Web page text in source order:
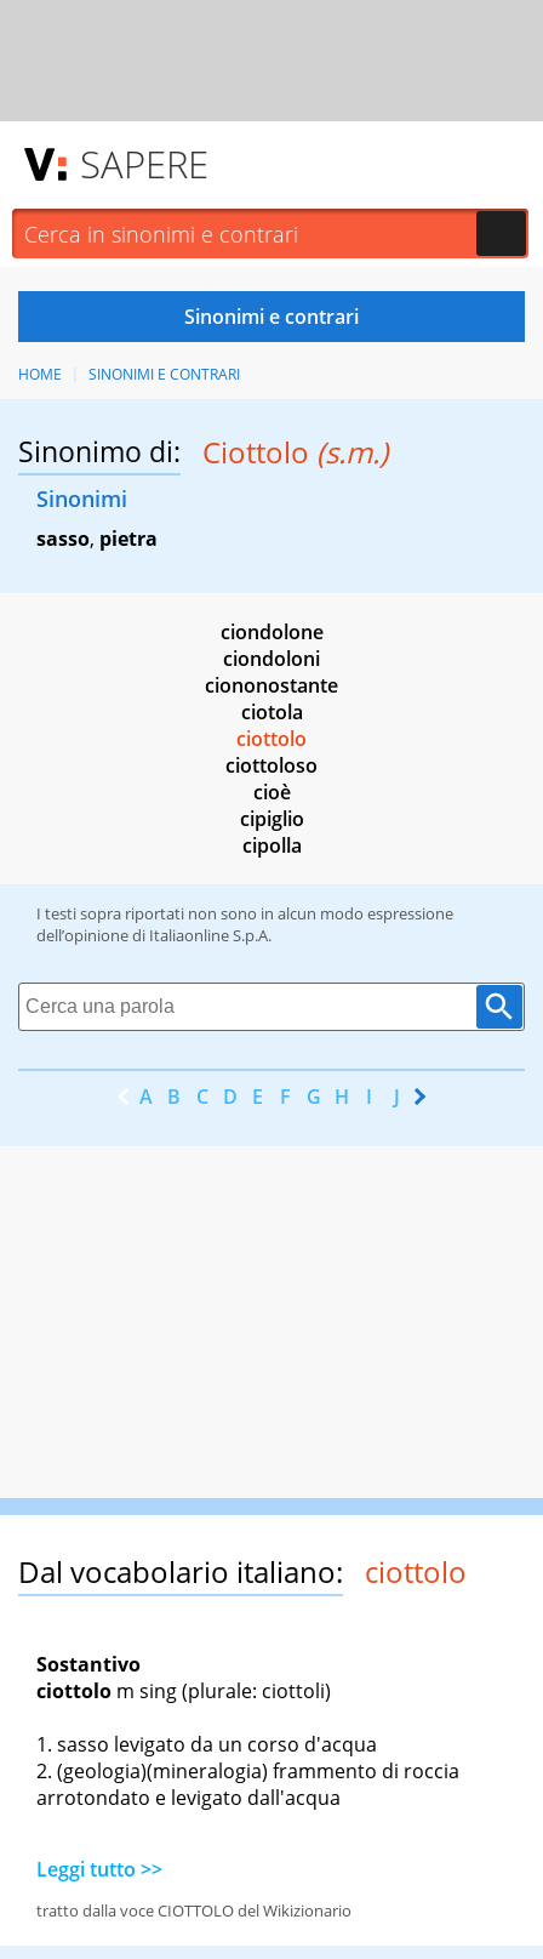
SAPERE
HOME SINONIMI E CONTRARI
Sinonimo di: Ciottolo (s.m.)
Sinonimi
sasso, pietra
ciondolone
ciondoloni
ciononostante
ciotola
ciottolo
ciottoloso
cioè
cipiglio
cipolla
I testi sopra riportati non sono in alcun modo espressione
dell’opinione di Italiaonline S.p.A.
A B C D E F G H I J K
Dal vocabolario italiano: ciottolo
Sostantivo
ciottolo m sing(plurale: ciottoli)
sasso levigato da un corso d'acqua
(geologia)(mineralogia) frammento di roccia
arrotondato e levigato dall'acqua
Leggi tutto >>
tratto dalla voce CIOTTOLO del Wikizionario